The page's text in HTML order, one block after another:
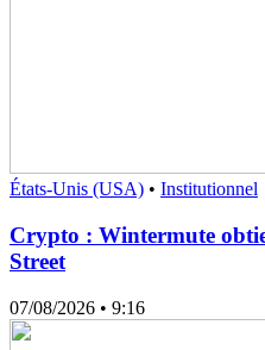
États-Unis (USA) • Institutionnel
Crypto : Wintermute
Street
07/08/2026 • 9:16